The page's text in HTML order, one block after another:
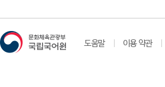
도움말 이용 약관